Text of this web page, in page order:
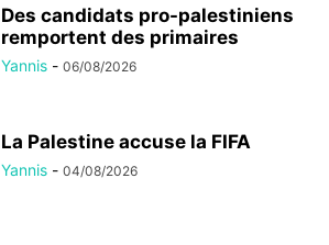
Des candidats pro-palestiniens
remportent des primaires
Yannis - 06/08/2026
La Palestine accuse la FIFA
Yannis - 04/08/2026